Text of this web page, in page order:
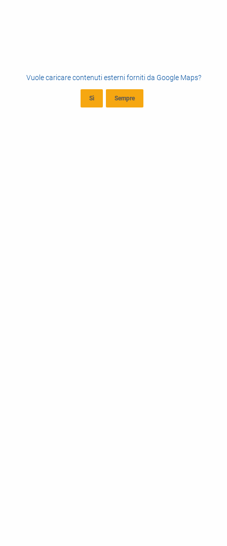
Vuole caricare contenuti esterni forniti da Google Maps?
Sì Sempre